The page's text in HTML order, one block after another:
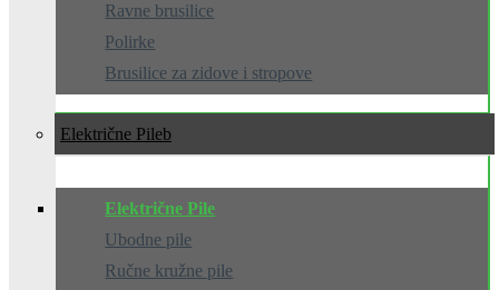
Ravne brusilice
Polirke
Brusilice za zidove i stropove
Električne Pile
Električne Pile
Ubodne pile
Ručne kružne pile